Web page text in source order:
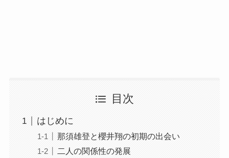
目次
はじめに
那須雄登と櫻井翔の初期の出会い
二人の関係性の発展